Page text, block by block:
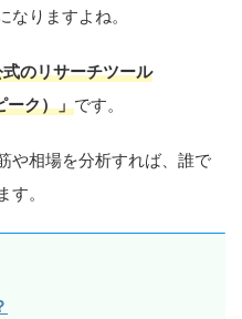
りますよね。
のリサーチツール
ーク）」です。
や相場を分析すれば、誰で
。